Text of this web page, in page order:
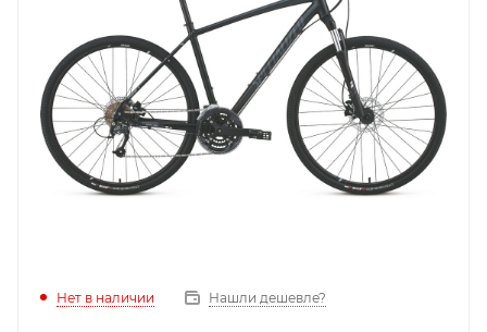
Нет в наличии Нашли дешевле?